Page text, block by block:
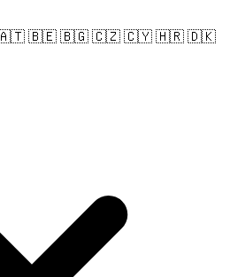
🇧🇪 🇧🇬 🇨🇿 🇨🇾 🇭🇷 🇩🇰